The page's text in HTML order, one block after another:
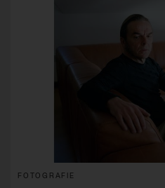
FOTOGRAFIE